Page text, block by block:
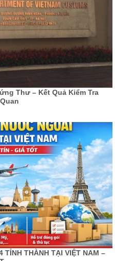
Thư – Kết Quả Kiểm Tra
THÀNH TẠI VIỆT NAM –